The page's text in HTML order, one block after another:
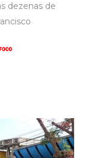
dezenas de